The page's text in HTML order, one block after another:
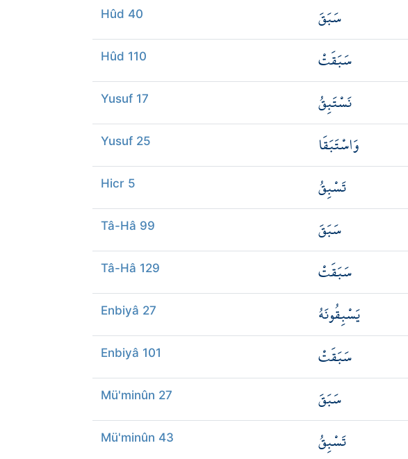
Hûd 40 سَبَقَ
Hûd 110 سَبَقَتْ
Yusuf 17 نَسْتَبِقُ
Yusuf 25 وَاسْتَبَقَا
Hicr 5 تَسْبِقُ
Tâ-Hâ 99 سَبَقَ
Tâ-Hâ 129 سَبَقَتْ
Enbiyâ 27 يَسْبِقُونَهُ
Enbiyâ 101 سَبَقَتْ
Mü'minûn 27 سَبَقَ
Mü'minûn 43 تَسْبِقُ